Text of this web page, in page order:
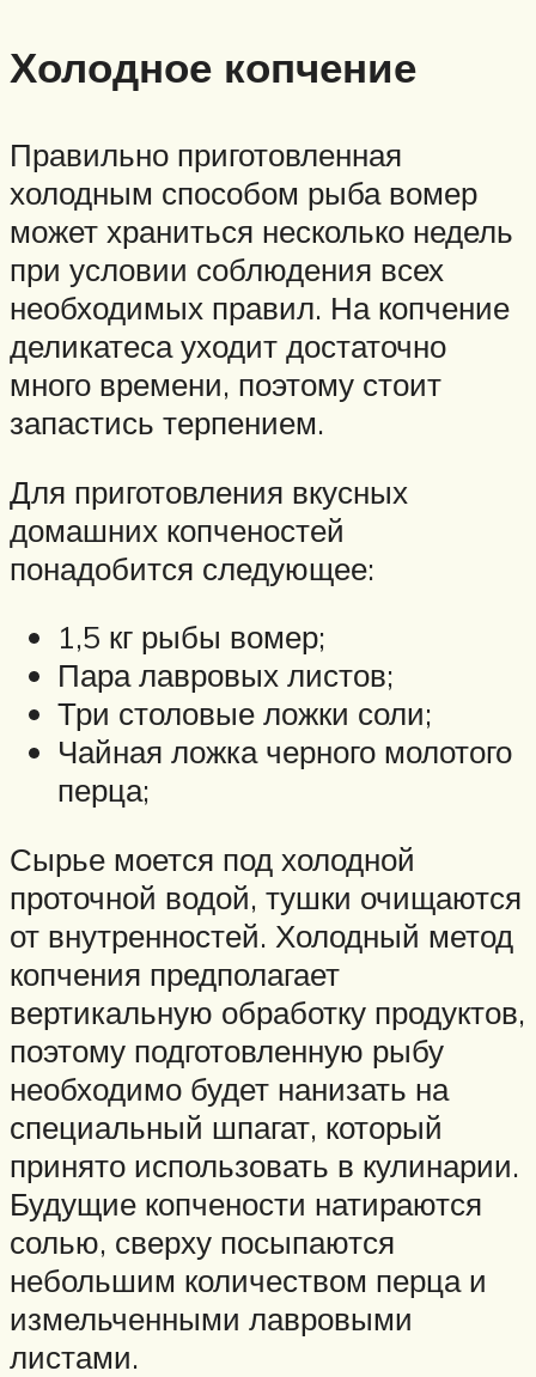
Холодное копчение
Правильно приготовленная
холодным способом рыба вомер
может храниться несколько недель
при условии соблюдения всех
необходимых правил. На копчение
деликатеса уходит достаточно
много времени, поэтому стоит
запастись терпением.
Для приготовления вкусных
домашних копченостей
понадобится следующее:
1,5 кг рыбы вомер;
Пара лавровых листов;
Три столовые ложки соли;
Чайная ложка черного молотого
перца;
Сырье моется под холодной
проточной водой, тушки очищаются
от внутренностей. Холодный метод
копчения предполагает
вертикальную обработку продуктов,
поэтому подготовленную рыбу
необходимо будет нанизать на
специальный шпагат, который
принято использовать в кулинарии.
Будущие копчености натираются
солью, сверху посыпаются
небольшим количеством перца и
измельченными лавровыми
листами.